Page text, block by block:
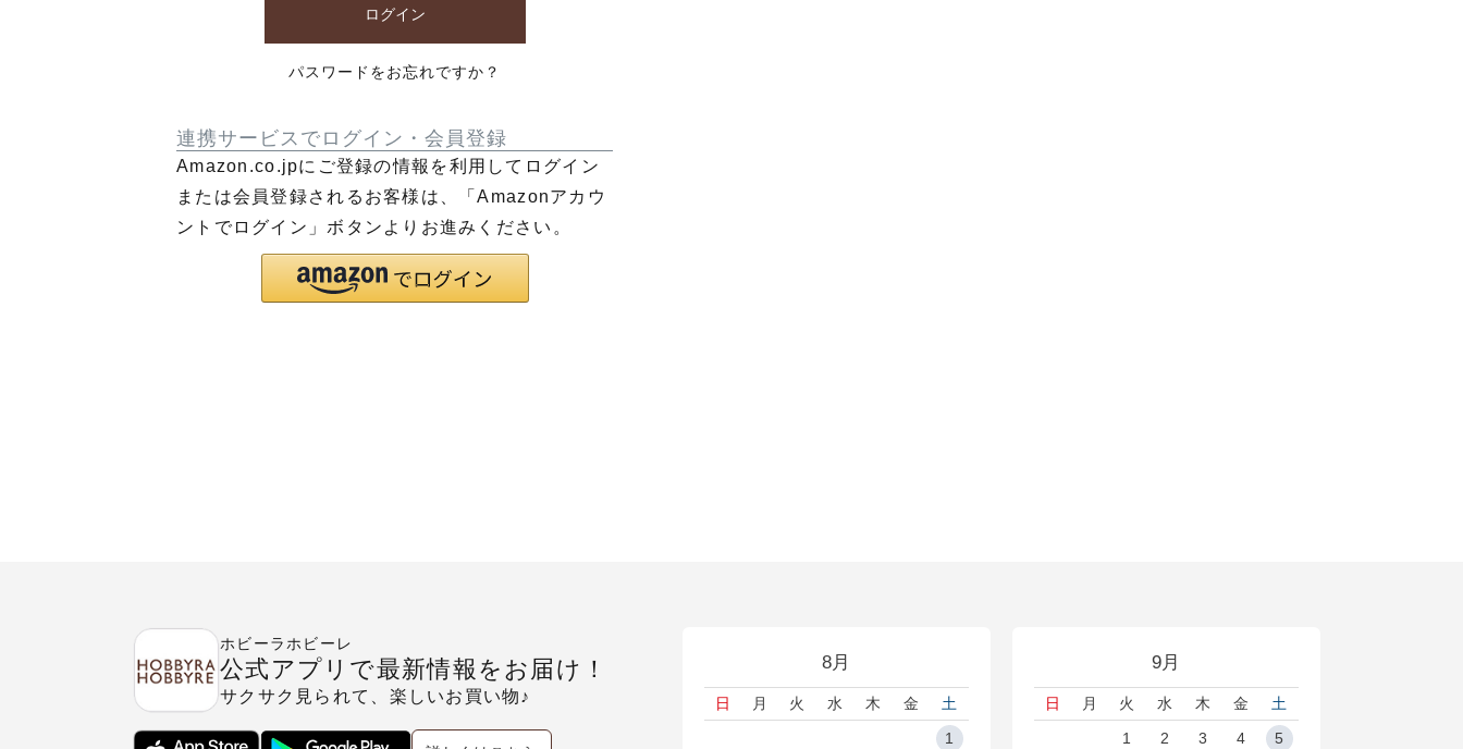
ログイン
パスワードをお忘れですか？
連携サービスでログイン・会員登録
Amazon.co.jpにご登録の情報を利用してログイン
または会員登録されるお客様は、「Amazonアカウ
ントでログイン」ボタンよりお進みください。
8月
日 月 火 水 木 金
土
1
9月
日 月 火 水 木 金
土
1
2 3 4 5
ホビーラホビーレ
公式アプリで最新情報をお届け！
サクサク見られて、楽しいお買い物♪